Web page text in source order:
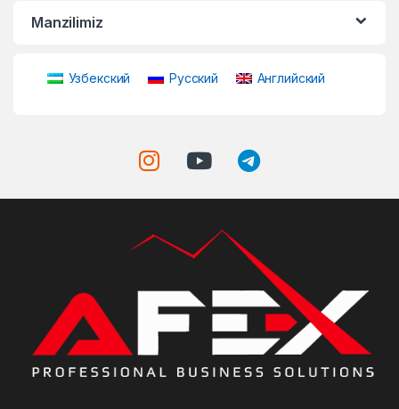
Manzilimiz
Узбекский Русский Английский